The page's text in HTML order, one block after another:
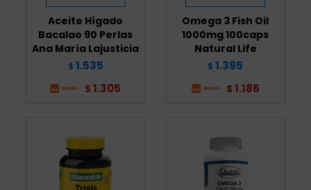
Aceite Hígado
Bacalao 90 Perlas
Ana María Lajusticia
$ 1.535
$ 1.305
Omega 3 Fish Oil
1000mg 100caps
Natural Life
$ 1.395
$ 1.186